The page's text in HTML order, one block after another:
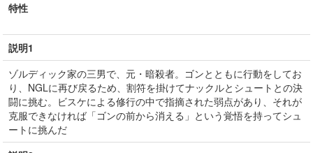
特性
説明1
ゾルディック家の三男で、元・暗殺者。ゴンとともに行動をしてお
り、NGLに再び戻るため、割符を掛けてナックルとシュートとの決
闘に挑む。ビスケによる修行の中で指摘された弱点があり、それが
克服できなければ「ゴンの前から消える」という覚悟を持ってシュ
ートに挑んだ